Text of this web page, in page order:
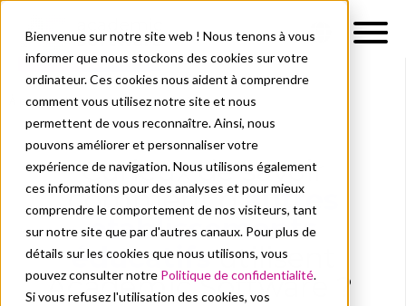
Bienvenue sur notre site web ! Nous tenons à vous
informer que nous stockons des cookies sur votre
ordinateur. Ces cookies nous aident à comprendre
comment vous utilisez notre site et nous
permettent de vous reconnaître. Ainsi, nous
pouvons améliorer et personnaliser votre
expérience de navigation. Nous utilisons également
ces informations pour des analyses et pour mieux
comprendre le comportement de nos visiteurs, tant
sur notre site que par d'autres canaux. Pour plus de
détails sur les cookies que nous utilisons, vous
pouvez consulter notre Politique de confidentialité.
Si vous refusez l'utilisation des cookies, vos
À propos de nous Success stories
Curieux de savoir
comment d'autres
établissements
éducatifsutilisent
Academic Software ?